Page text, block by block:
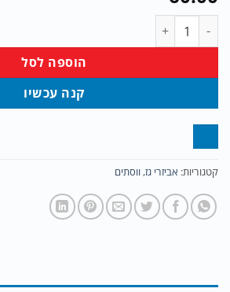
כמות של ווסת גז 30 מיליבר
הוספה לסל
קנה עכשיו
קטגוריות: אביזרי גז, ווסתים